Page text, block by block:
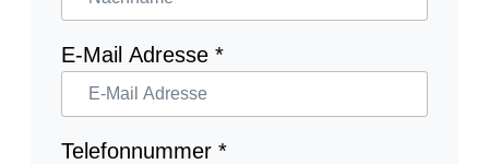
E-Mail Adresse *
Telefonnummer *